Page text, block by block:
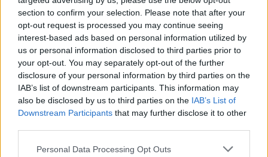
section to confirm your selection. Please note that after your
opt-out request is processed you may continue seeing
interest-based ads based on personal information utilized by
us or personal information disclosed to third parties prior to
your opt-out. You may separately opt-out of the further
disclosure of your personal information by third parties on the
IAB’s list of downstream participants. This information may
also be disclosed by us to third parties on the IAB’s List of
Downstream Participants that may further disclose it to other
Please note that this website/app uses one or more Google
Personal Data Processing Opt Outs